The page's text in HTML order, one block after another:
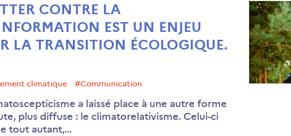
CONTRE LA
EST UN ENJEU
LA TRANSITION ÉCOLOGIQUE.
climatique #communication
a laissé place à une autre forme
plus diffuse : le climatorelativisme. Celui-ci
tout autant,…